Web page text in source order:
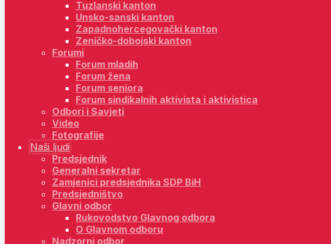
Tuzlanski kanton
Unsko-sanski kanton
Zapadnohercegovački kanton
Zeničko-dobojski kanton
Forumi
Forum mladih
Forum žena
Forum seniora
Forum sindikalnih aktivista i aktivistica
Odbori i Savjeti
Video
Fotografije
Naši ljudi
Predsjednik
Generalni sekretar
Zamjenici predsjednika SDP BiH
Predsjedništvo
Glavni odbor
Rukovodstvo Glavnog odbora
O Glavnom odboru
Nadzorni odbor